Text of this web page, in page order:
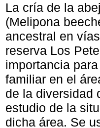
La cría de la
(Melipona
ancestral en
reserva Los
importancia
familiar en el
de la diversidad
estudio de la
dicha área. Se